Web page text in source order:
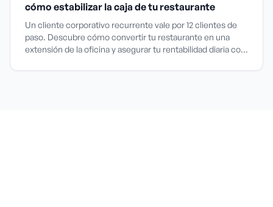
cómo estabilizar la caja de tu restaurante
Un cliente corporativo recurrente vale por 12 clientes de
paso. Descubre cómo convertir tu restaurante en una
extensión de la oficina y asegurar tu rentabilidad diaria con